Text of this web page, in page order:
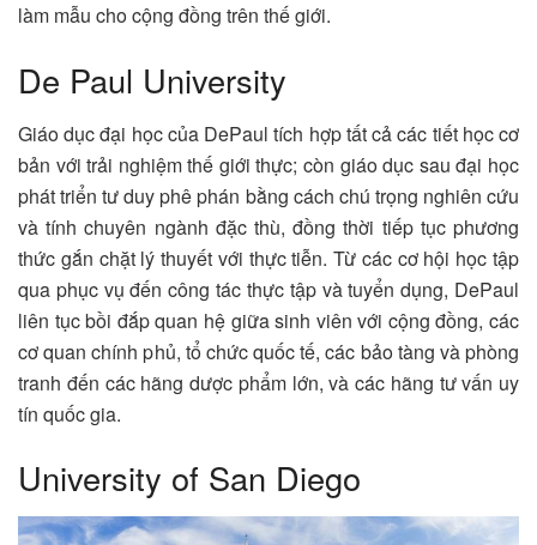
làm mẫu cho cộng đồng trên thế giới.
De Paul University
Giáo dục đại học của DePaul tích hợp tất cả các tiết học cơ
bản với trải nghiệm thế giới thực; còn giáo dục sau đại học
phát triển tư duy phê phán bằng cách chú trọng nghiên cứu
và tính chuyên ngành đặc thù, đồng thời tiếp tục phương
thức gắn chặt lý thuyết với thực tiễn. Từ các cơ hội học tập
qua phục vụ đến công tác thực tập và tuyển dụng, DePaul
liên tục bồi đắp quan hệ giữa sinh viên với cộng đồng, các
cơ quan chính phủ, tổ chức quốc tế, các bảo tàng và phòng
tranh đến các hãng dược phẩm lớn, và các hãng tư vấn uy
tín quốc gia.
University of San Diego